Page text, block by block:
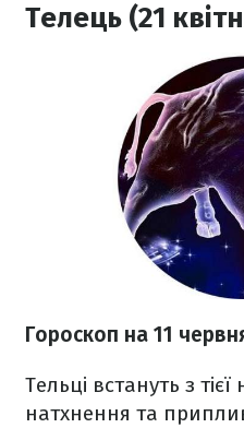
Телець (21
Гороскоп на 11
Тельці встануть з
натхнення та